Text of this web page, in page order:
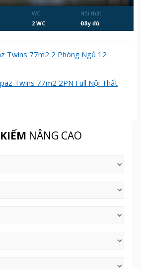
WC:
2 WC
Nội thất:
Đầy đủ
Twins 77m2 2 Phòng Ngủ 12
Twins 77m2 2PN Full Nội Thất
NÂNG CAO